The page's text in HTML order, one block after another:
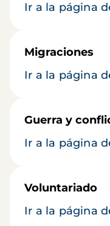
Ir a la página
Migraciones
Ir a la página
Guerra y
Ir a la página
Voluntariado
Ir a la página